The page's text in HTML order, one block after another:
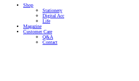
Shop
Stationery
Digital Acc
Life
Magazine
Customer Care
Q&A
Contact